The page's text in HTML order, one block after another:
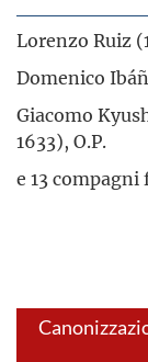
Lorenzo Ruiz
Domenico
Giacomo
1633), O.P.
e 13